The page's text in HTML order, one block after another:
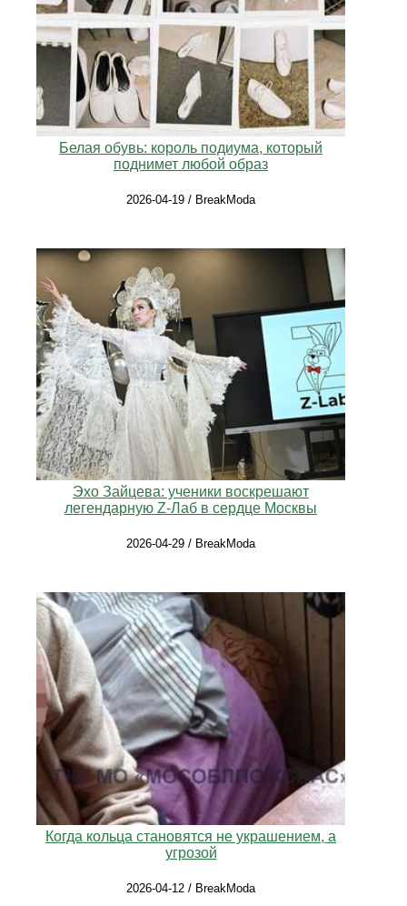
Белая обувь: король подиума, который
поднимет любой образ
2026-04-19 / BreakModa
Эхо Зайцева: ученики воскрешают
легендарную Z-Лаб в сердце Москвы
2026-04-29 / BreakModa
Когда кольца становятся не украшением, а
угрозой
2026-04-12 / BreakModa